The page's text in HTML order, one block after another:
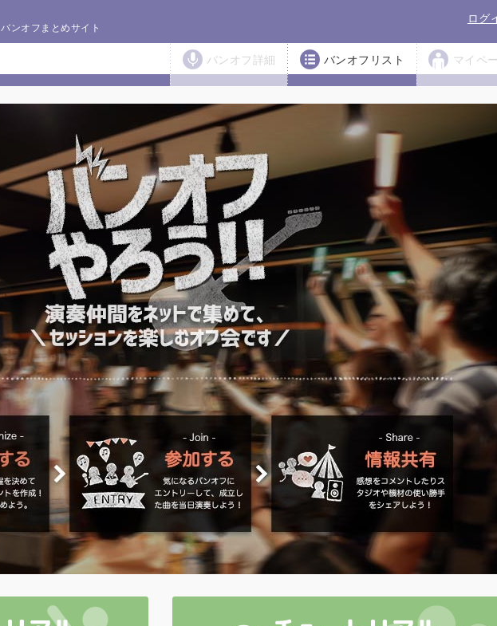
バンオフまとめサイト
ログ
バンオフ詳細 バンオフリスト マイペ